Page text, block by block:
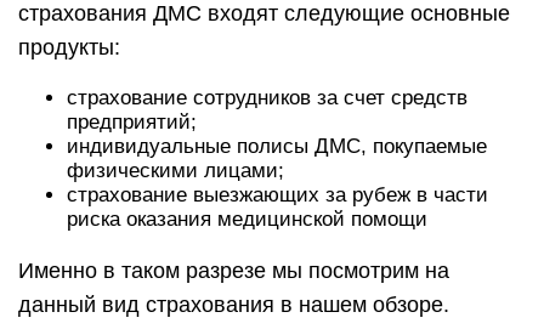
страхования ДМС входят следующие основные
продукты:
страхование сотрудников за счет средств
предприятий;
индивидуальные полисы ДМС, покупаемые
физическими лицами;
страхование выезжающих за рубеж в части
риска оказания медицинской помощи
Именно в таком разрезе мы посмотрим на
данный вид страхования в нашем обзоре.